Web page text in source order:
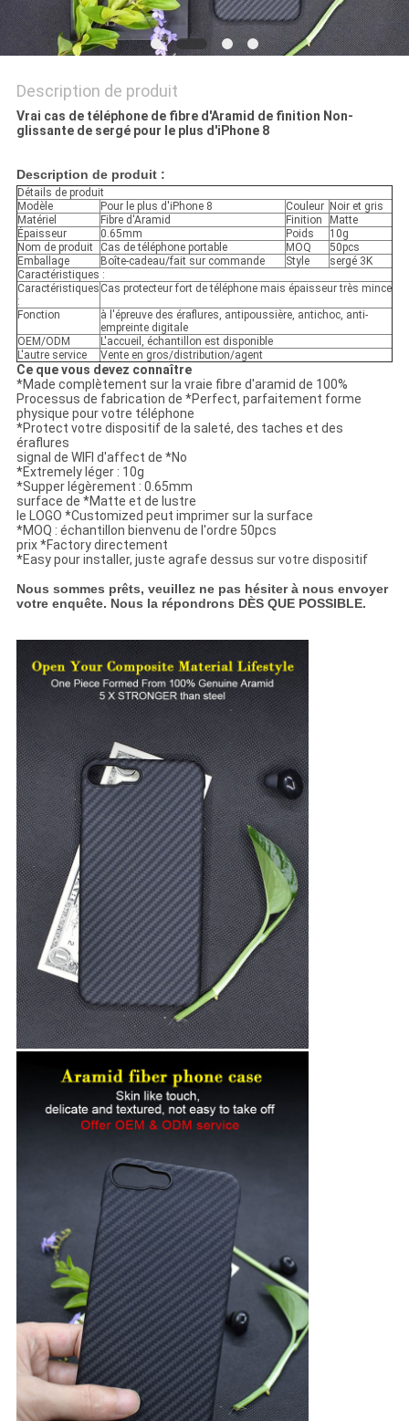
PRIVACY
POLICY
Description de produit
Vrai cas de téléphone de fibre d'Aramid de finition Non-
glissante de sergé pour le plus d'iPhone 8
Description de produit :
Détails de produit
Modèle
Pour le plus d'iPhone 8 Couleur Noir et gris
Matériel
Fibre d'Aramid Finition
Matte
Épaisseur
0.65mm Poids
10g
Nom de produit
Cas de téléphone portable MOQ
50pcs
Emballage
Boîte-cadeau/fait sur commande Style
sergé 3K
Caractéristiques :
Caractéristiques
:
Cas protecteur fort de téléphone mais épaisseur très mince
Fonction
à l'épreuve des éraflures, antipoussière, antichoc, anti-
empreinte digitale
OEM/ODM
L'accueil, échantillon est disponible
L'autre service
Vente en gros/distribution/agent
Ce que vous devez connaître
*Made complètement sur la vraie fibre d'aramid de 100%
Processus de fabrication de *Perfect, parfaitement forme
physique pour votre téléphone
*Protect votre dispositif de la saleté, des taches et des
éraflures
signal de WIFI d'affect de *No
*Extremely léger : 10g
*Supper légèrement : 0.65mm
surface de *Matte et de lustre
le LOGO *Customized peut imprimer sur la surface
*MOQ : échantillon bienvenu de l'ordre 50pcs
prix *Factory directement
*Easy pour installer, juste agrafe dessus sur votre dispositif
Nous sommes prêts, veuillez ne pas hésiter à nous envoyer
votre enquête. Nous la répondrons DÈS QUE POSSIBLE.